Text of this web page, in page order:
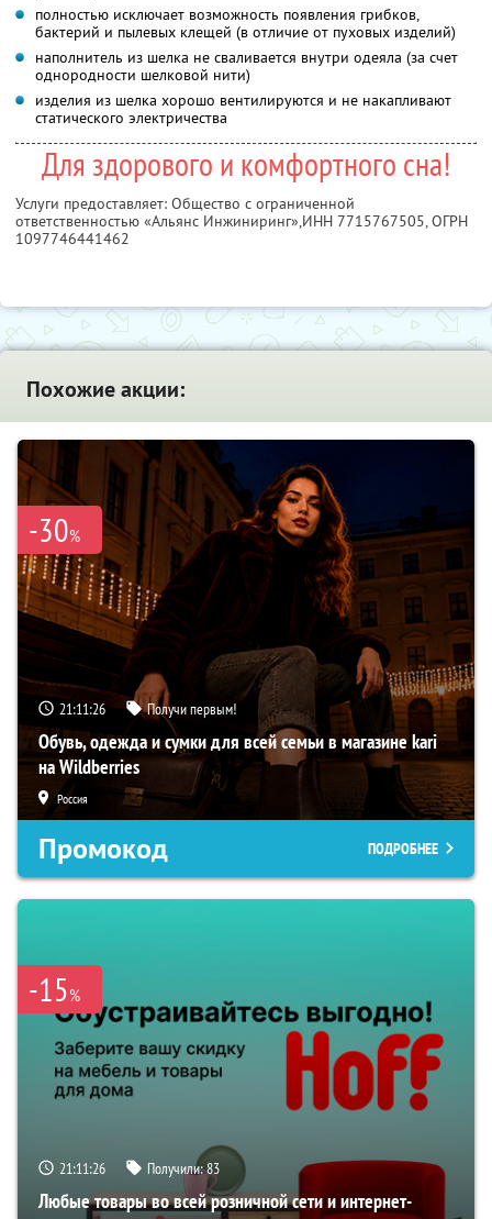
полностью исключает возможность появления грибков,
бактерий и пылевых клещей (в отличие от пуховых изделий)
наполнитель из шелка не сваливается внутри одеяла (за счет
однородности шелковой нити)
изделия из шелка хорошо вентилируются и не накапливают
статического электричества
Для здорового и комфортного сна!
Услуги предоставляет: Общество с ограниченной
ответственностью «Альянс Инжиниринг»,ИНН 7715767505, ОГРН
1097746441462
Похожие акции:
-30%
21:11:25 Получи первым!
Обувь, одежда и сумки для всей семьи в магазине kari
на Wildberries
Россия
Промокод ПОДРОБНЕЕ
-15%
21:11:25 Получили:83
Любые товары во всей розничной сети и интернет-